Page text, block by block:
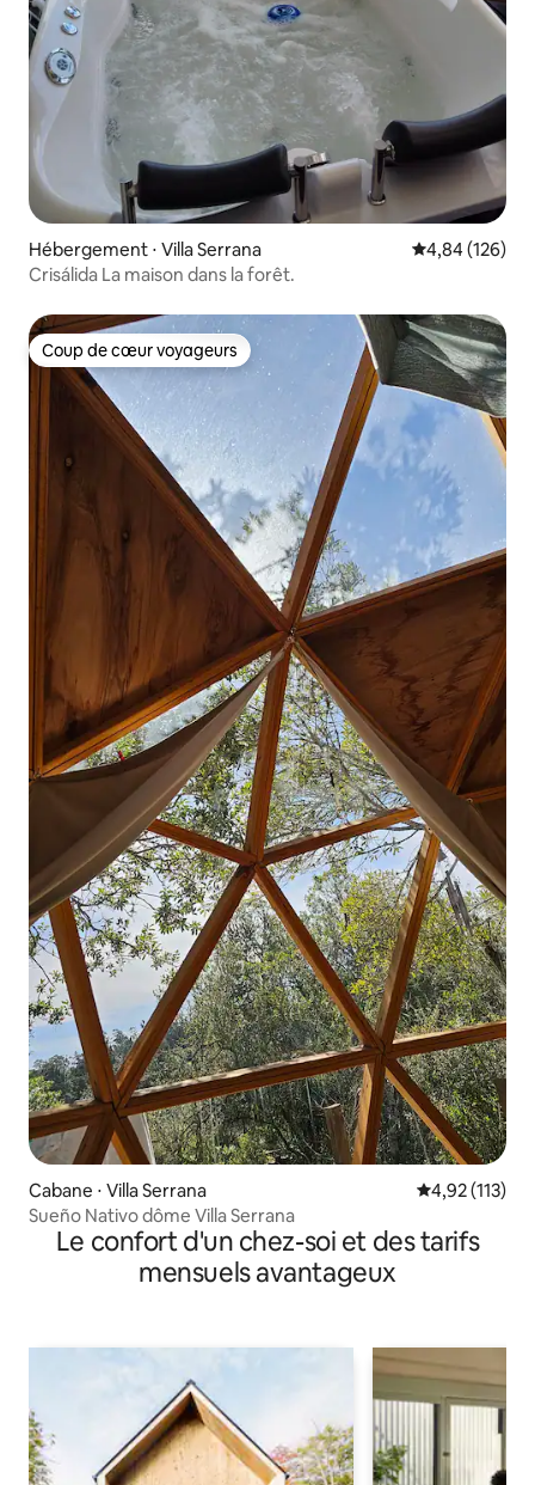
Hébergement ⋅ Villa Serrana Évaluation
4,84 (126)
Crisálida La maison dans la forêt.
Coup de cœur voyageurs
Coup de cœur voyageurs
Cabane ⋅ Villa Serrana Évaluation
4,92 (113)
Sueño Nativo dôme Villa Serrana
Le confort d'un chez-soi et des tarifs
mensuels avantageux